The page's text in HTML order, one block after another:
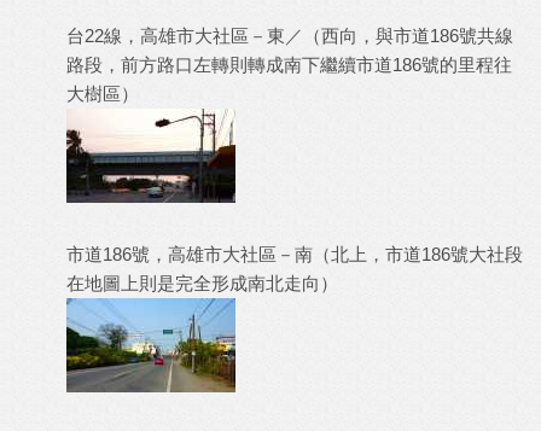
台22線，高雄市大社區－東／（西向，與市道186號共線
路段，前方路口左轉則轉成南下繼續市道186號的里程往
大樹區）
市道186號，高雄市大社區－南（北上，市道186號大社段
在地圖上則是完全形成南北走向）